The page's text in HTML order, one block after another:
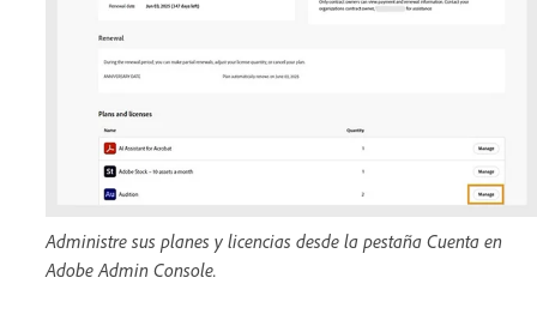
Administre sus planes y licencias desde la pestaña Cuenta en
Adobe Admin Console.